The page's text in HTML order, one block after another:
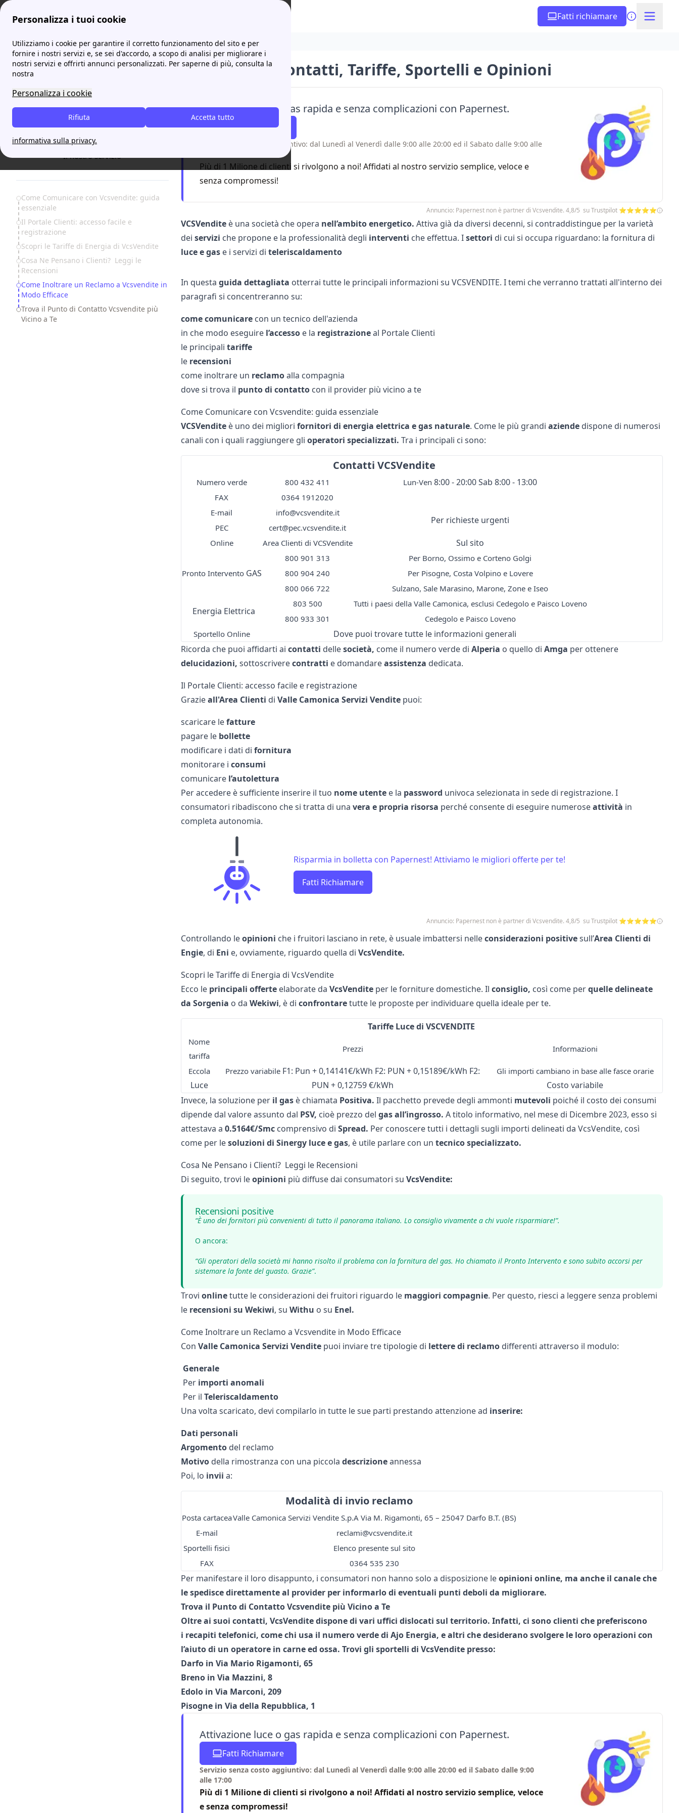
Personalizza i tuoi cookie
Utilizziamo i cookie per garantire il corretto funzionamento del sito e per
fornire i nostri servizi e, se sei d'accordo, a scopo di analisi per migliorare i
nostri servizi e offrirti annunci personalizzati. Per saperne di più, consulta la
nostra
Personalizza i cookie
Accetta tutto
Rifiuta
informativa sulla privacy.
Fatti richiamare
ProntoBolletta Fornitori VCSVendite: Contatti, Tariffe, Sportelli e Opinioni
Il nostro servizio
Table of Contents
Come Comunicare con Vcsvendite: guida
essenziale
Il Portale Clienti: accesso facile e
registrazione
Scopri le Tariffe di Energia di VcsVendite
Cosa Ne Pensano i Clienti? Leggi le
Recensioni
Come Inoltrare un Reclamo a Vcsvendite in
Modo Efficace
Trova il Punto di Contatto Vcsvendite più
Vicino a Te
VCSVendite: Contatti, Tariffe, Sportelli e Opinioni
Attivazione luce o gas rapida e senza complicazioni con Papernest.
Fatti Richiamare
Servizio senza costo aggiuntivo: dal Lunedì al Venerdì dalle 9:00 alle 20:00 ed il Sabato dalle 9:00 alle
Più di 1 Milione di clienti si rivolgono a noi! Affidati al nostro servizio semplice, veloce e
senza compromessi!
Annuncio: Papernest non è partner di Vcsvendite. 4,8/5 su Trustpilot ⭐⭐⭐⭐⭐
VCSVenditeè una società che opera nell’ambito energetico. Attiva già da diversi decenni, si contraddistingue per la varietà
dei servizi che propone e la professionalità degli interventi che effettua. Isettori di cui si occupa riguardano: la fornitura di
luce e gase i servizi di teleriscaldamento
In questa guida dettagliata otterrai tutte le principali informazioni su VCSVENDITE. I temi che verranno trattati all'interno dei
paragrafi si concentreranno su:
come comunicarecon un tecnico dell'azienda
in che modo eseguire l’accessoe la registrazioneal Portale Clienti
le principali tariffe
le recensioni
come inoltrare un reclamoalla compagnia
dove si trova il punto di contattocon il provider più vicino a te
Come Comunicare con Vcsvendite: guida essenziale
VCSVenditeè uno dei migliori fornitori di energia elettrica e gas naturale. Come le più grandi aziende dispone di numerosi
canali con i quali raggiungere gli operatori specializzati. Tra i principali ci sono:
Contatti VCSVendite
Numero verde 800 432 411 Lun-Ven 8:00 - 20:00 Sab 8:00 - 13:00
FAX
0364 1912020
E-mail
info@vcsvendite.it
Per richieste urgenti
PEC
cert@pec.vcsvendite.it
Online
Area Clienti di VCSVendite Sul sito
Pronto InterventoGAS
800 901 313
Per Borno, Ossimo e Corteno Golgi
800 904 240
Per Pisogne, Costa Volpino e Lovere
800 066 722
Sulzano, Sale Marasino, Marone, Zone e Iseo
Energia Elettrica
803 500
Tutti i paesi della Valle Camonica, esclusi Cedegolo e Paisco Loveno
800 933 301
Cedegolo e Paisco Loveno
Sportello Online
Dove puoi trovare tutte le informazioni generali
Ricorda che puoi affidarti ai contatti dellesocietà, come il numero verde di Alperia o quello di Amga per ottenere
delucidazioni, sottoscriverecontratti e domandareassistenza dedicata.
Il Portale Clienti: accesso facile e registrazione
Grazieall'Area Clienti di Valle Camonica Servizi Venditepuoi:
scaricare lefatture
pagare le bollette
modificare i dati di fornitura
monitorare i consumi
comunicare l’autolettura
Per accedere è sufficiente inserire il tuo nome utentee la password univoca selezionata in sede di registrazione. I
consumatori ribadiscono che si tratta di una vera e propria risorsa perché consente di eseguire numeroseattività in
completa autonomia.
Risparmia in bolletta con Papernest! Attiviamo le migliori offerte per te!
Fatti Richiamare
Annuncio: Papernest non è partner di Vcsvendite. 4,8/5 su Trustpilot ⭐⭐⭐⭐⭐
Controllando leopinioni che i fruitori lasciano in rete, è usuale imbattersi nelleconsiderazioni positivesull’Area Clienti di
Engie, di Eni e, ovviamente, riguardo quella di VcsVendite.
Scopri le Tariffe di Energia di VcsVendite
Ecco le principali offerteelaborate da VcsVenditeper le forniture domestiche. Il consiglio, così come perquelle delineate
da Sorgenia o da Wekiwi, è di confrontaretutte le proposte per individuare quella ideale per te.
Tariffe Luce di VSCVENDITE
Nome
tariffa
Prezzi Informazioni
Eccola
Luce
Prezzo variabile F1: Pun + 0,14141€/kWh F2: PUN + 0,15189€/kWh F2:
PUN + 0,12759 €/kWh
Gli importi cambiano in base alle fasce orarie
Costo variabile
Invece, la soluzione per il gasè chiamata Positiva. Il pacchetto prevede degli ammonti mutevoli poiché il costo dei consumi
dipende dal valore assunto dal PSV, cioè prezzo del gas all’ingrosso. A titolo informativo, nel mese di Dicembre 2023, esso si
attestava a 0.5164€/Smccomprensivo di Spread. Per conoscere tutti i dettagli sugli importi delineati da VcsVendite, così
come per lesoluzioni di Sinergy luce e gas, è utile parlare con un tecnico specializzato.
Cosa Ne Pensano i Clienti? Leggi le Recensioni
Di seguito, trovi leopinioni più diffuse dai consumatori su VcsVendite:
Recensioni positive
“È uno dei fornitori più convenientidi tutto il panorama italiano. Lo consiglio vivamente a chi vuole risparmiare!”.
O ancora:
“Gli operatori della società mi hanno risolto il problema con la fornitura del gas. Ho chiamato il Pronto Intervento e sono subito accorsi per
sistemare la fonte del guasto. Grazie”.
Trovi onlinetutte le considerazioni dei fruitori riguardo le maggiori compagnie. Per questo, riesci a leggere senza problemi
le recensioni su Wekiwi, su Withu o su Enel.
Come Inoltrare un Reclamo a Vcsvendite in Modo Efficace
Con Valle Camonica Servizi Venditepuoi inviare tre tipologie di lettere di reclamodifferenti attraverso il modulo:
Generale
Per importi anomali
Per il Teleriscaldamento
Una volta scaricato, devi compilarlo in tutte le sue parti prestando attenzione ad inserire:
Dati personali
Argomentodel reclamo
Motivodella rimostranza con una piccola descrizioneannessa
Poi, lo invii a:
Modalità di invio reclamo
Posta cartaceaValle Camonica Servizi Vendite S.p.A Via M. Rigamonti, 65 – 25047 Darfo B.T. (BS)
E-mail
reclami@vcsvendite.it
Sportelli fisici
Elenco presente sul sito
FAX
0364 535 230
Per manifestare il loro disappunto, i consumatori non hanno solo a disposizione leopinioni online, ma anche il canaleche
le spedisce direttamente al providerper informarlo di eventuali punti deboli da migliorare.
Trova il Punto di Contatto Vcsvendite più Vicino a Te
Oltre ai suoi contatti, VcsVenditedispone di vari uffici dislocati sul territorio. Infatti, ci sono clienti che preferiscono
i recapiti telefonici, come chi usa il numero verde di Ajo Energia, e altri che desiderano svolgere le loro operazioni con
l’aiuto di un operatorein carne ed ossa. Trovi gli sportelli di VcsVenditepresso:
Darfoin Via Mario Rigamonti, 65
Brenoin Via Mazzini, 8
Edoloin Via Marconi, 209
Pisognein Via della Repubblica, 1
Attivazione luce o gas rapida e senza complicazioni con Papernest.
Fatti Richiamare
Servizio senza costo aggiuntivo: dal Lunedì al Venerdì dalle 9:00 alle 20:00 ed il Sabato dalle 9:00
alle 17:00
Più di 1 Milione di clienti si rivolgono a noi! Affidati al nostro servizio semplice, veloce
e senza compromessi!